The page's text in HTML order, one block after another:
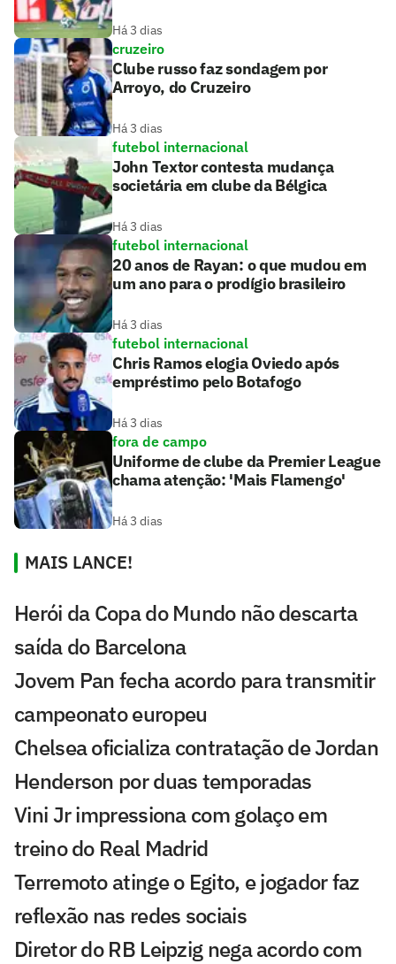
Há 3 dias
cruzeiro
Clube russo faz sondagem por
Arroyo, do Cruzeiro
Há 3 dias
futebol internacional
John Textor contesta mudança
societária em clube da Bélgica
Há 3 dias
futebol internacional
20 anos de Rayan: o que mudou em
um ano para o prodígio brasileiro
Há 3 dias
futebol internacional
Chris Ramos elogia Oviedo após
empréstimo pelo Botafogo
Há 3 dias
fora de campo
Uniforme de clube da Premier League
chama atenção: 'Mais Flamengo'
Há 3 dias
MAIS LANCE!
Herói da Copa do Mundo não descarta
saída do Barcelona
Jovem Pan fecha acordo para transmitir
campeonato europeu
Chelsea oficializa contratação de Jordan
Henderson por duas temporadas
Vini Jr impressiona com golaço em
treino do Real Madrid
Terremoto atinge o Egito, e jogador faz
reflexão nas redes sociais
Diretor do RB Leipzig nega acordo com